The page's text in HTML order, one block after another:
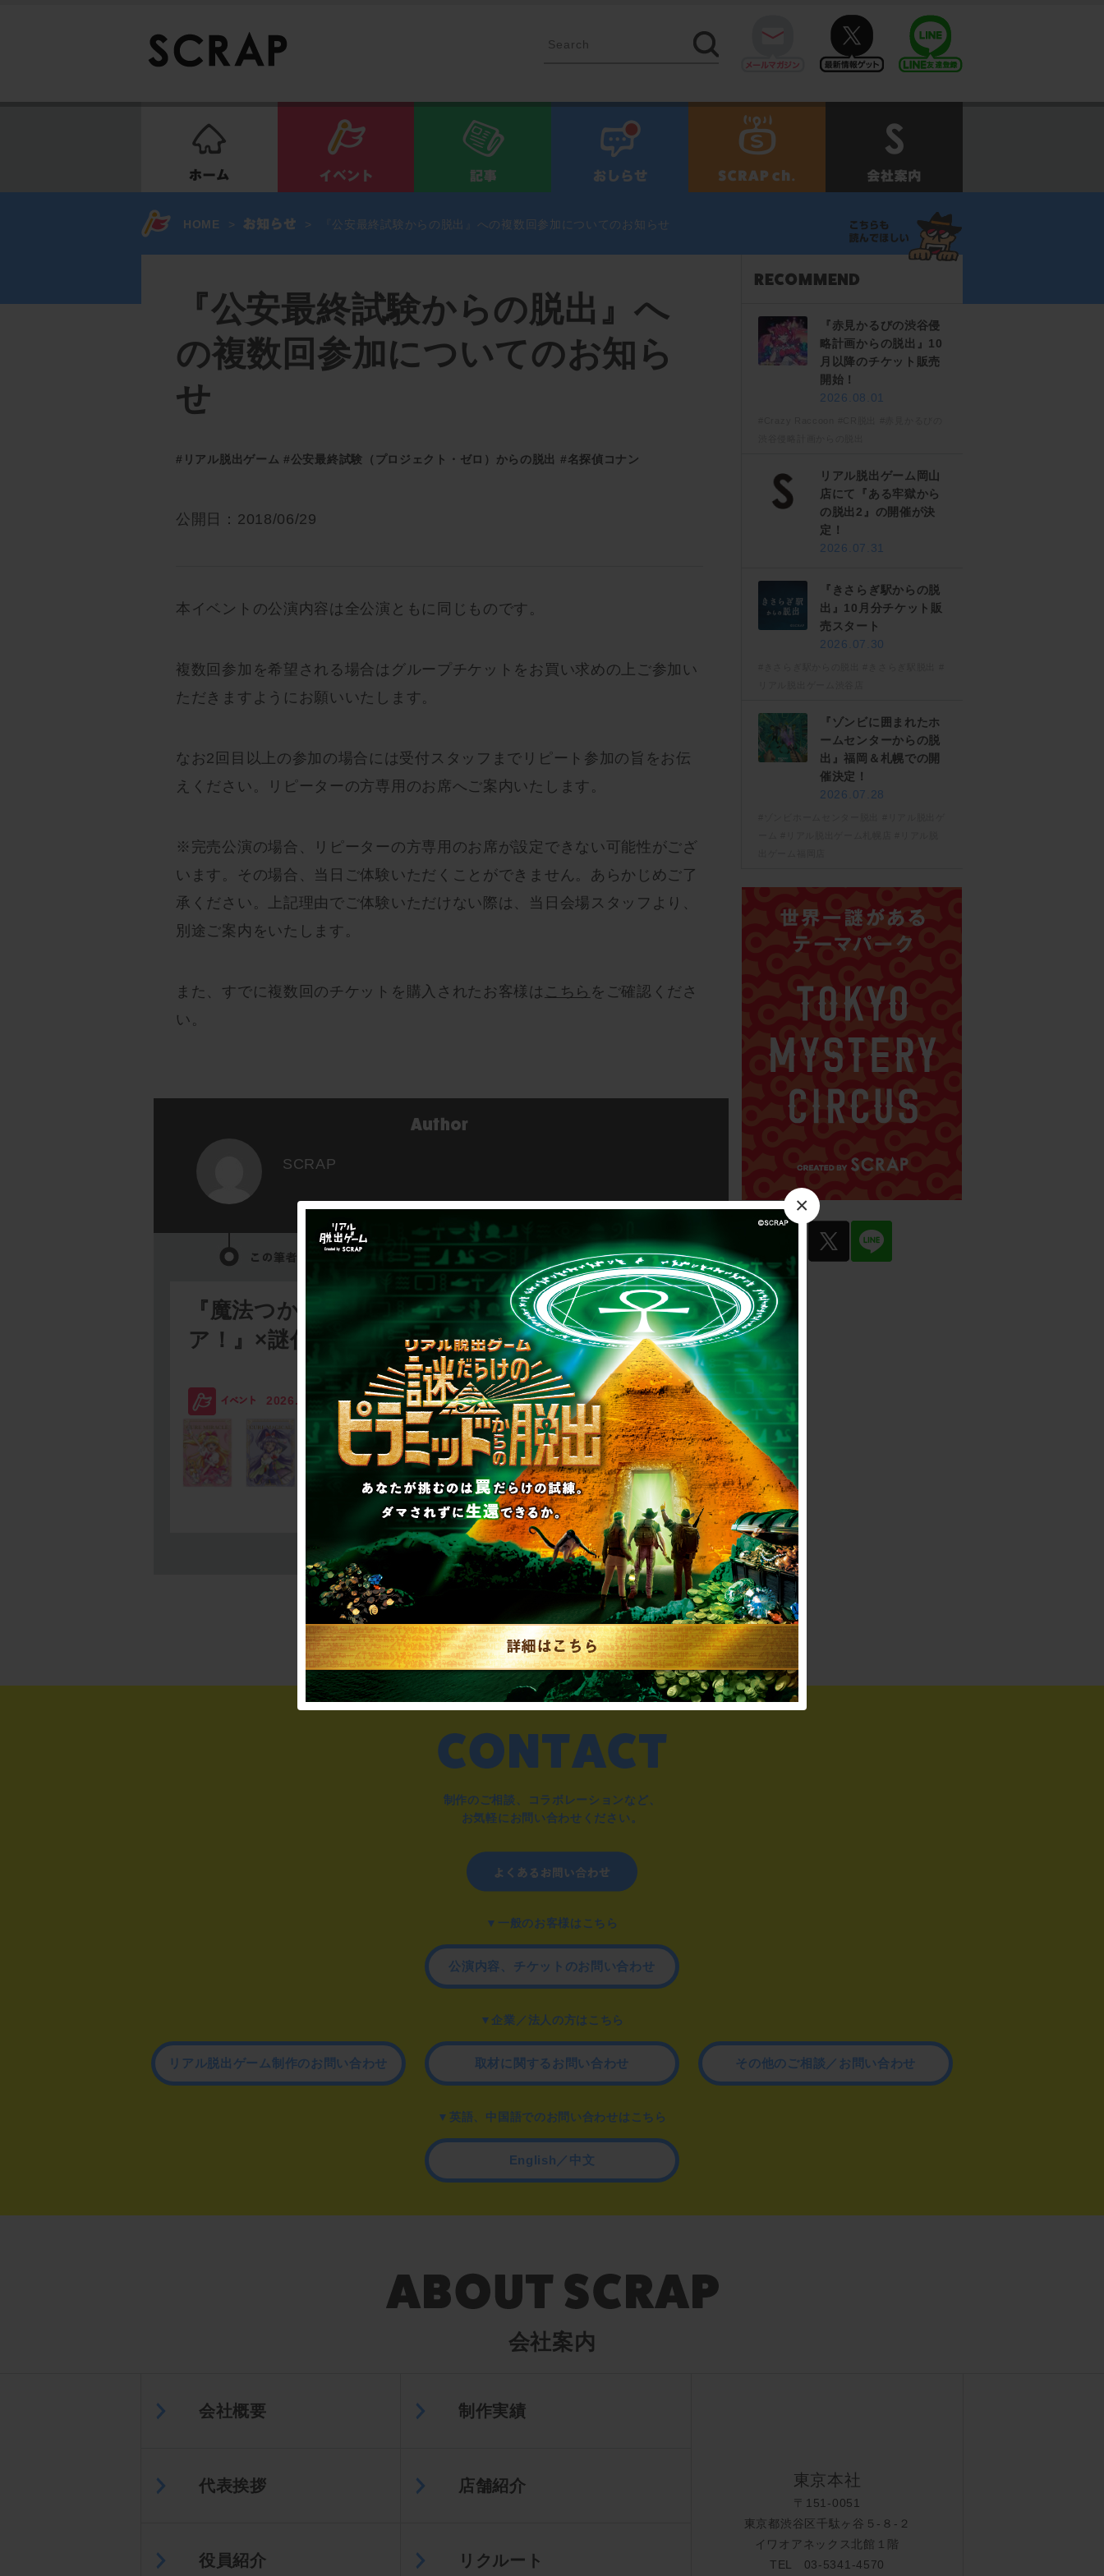
×
twitter
HOME > > 『公安最終試験からの脱出』への複数回参加についてのお知らせ
『公安最終試験からの脱出』へ
の複数回参加についてのお知ら
せ
#リアル脱出ゲーム #公安最終試験（プロジェクト・ゼロ）からの脱出 #名探偵コナン
公開日：2018/06/29
本イベントの公演内容は全公演ともに同じものです。
複数回参加を希望される場合はグループチケットをお買い求めの上ご参加い
ただきますようにお願いいたします。
なお2回目以上の参加の場合には受付スタッフまでリピート参加の旨をお伝
えください。リピーターの方専用のお席へご案内いたします。
※完売公演の場合、リピーターの方専用のお席が設定できない可能性がござ
います。その場合、当日ご体験いただくことができません。あらかじめご了
承ください。上記理由でご体験いただけない際は、当日会場スタッフより、
別途ご案内をいたします。
また、すでに複数回のチケットを購入されたお客様は こちら をご確認くださ
い。
SCRAP
『魔法つかいプリキュ
ア！』×謎付きクリ…
2026.08.03SCRAP
【2026年7月】告知解
禁された新作一…
2026.07.31SCRAP
#告知解禁された新作一覧
『赤見かるびの渋谷侵
略計画からの脱出』10
月以降のチケット販売
開始！
2026.08.01
リアル脱出ゲーム岡山
店にて『ある牢獄から
の脱出2』の開催が決
定！
2026.07.31
『きさらぎ駅からの脱
出』10月分チケット販
売スタート
2026.07.30
『ゾンビに囲まれたホ
ームセンターからの脱
出』福岡＆札幌での開
催決定！
2026.07.28
facebook twitter
制作のご相談、コラボレーションなど、
お気軽にお問い合わせください。
▼一般のお客様はこちら
公演内容、チケットのお問い合わせ
▼企業／法人の方はこちら
リアル脱出ゲーム制作のお問い合わせ 取材に関するお問い合わせ その他のご相談／お問い合わせ
▼英語、中国語でのお問い合わせはこちら
English／中文
会社案内
会社概要 制作実績
代表挨拶 店舗紹介
役員紹介 リクルート
東京本社
〒151-0051
東京都渋谷区千駄ヶ谷５-８-２
イワオアネックス北館１階
TEL 03-5341-4570